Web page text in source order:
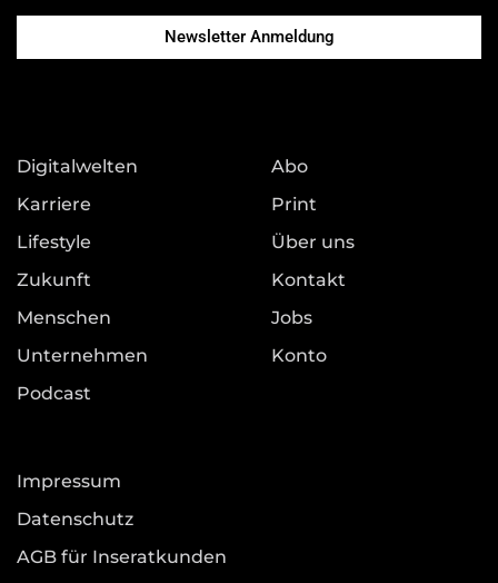
Newsletter Anmeldung
Digitalwelten
Karriere
Lifestyle
Zukunft
Menschen
Unternehmen
Podcast
Abo
Print
Über uns
Kontakt
Jobs
Konto
Impressum
Datenschutz
AGB für Inseratkunden